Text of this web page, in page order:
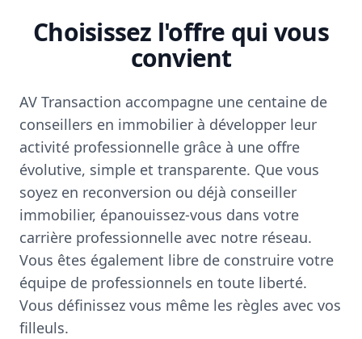
Choisissez l'offre qui vous
convient
AV Transaction accompagne une centaine de
conseillers en immobilier à développer leur
activité professionnelle grâce à une offre
évolutive, simple et transparente. Que vous
soyez en reconversion ou déjà conseiller
immobilier, épanouissez-vous dans votre
carrière professionnelle avec notre réseau.
Vous êtes également libre de construire votre
équipe de professionnels en toute liberté.
Vous définissez vous même les règles avec vos
filleuls.